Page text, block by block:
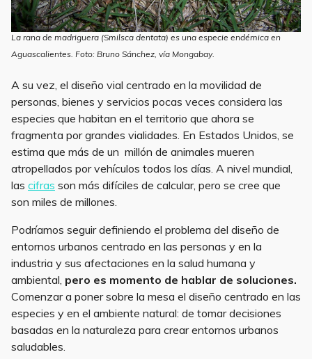
La rana de madriguera (Smilsca dentata) es una especie endémica en
Aguascalientes. Foto: Bruno Sánchez, vía Mongabay.
A su vez, el diseño vial centrado en la movilidad de
personas, bienes y servicios pocas veces considera las
especies que habitan en el territorio que ahora se
fragmenta por grandes vialidades. En Estados Unidos, se
estima que más de un millón de animales mueren
atropellados por vehículos todos los días. A nivel mundial,
las cifras son más difíciles de calcular, pero se cree que
son miles de millones.
Podríamos seguir definiendo el problema del diseño de
entornos urbanos centrado en las personas y en la
industria y sus afectaciones en la salud humana y
ambiental, pero es momento de hablar de soluciones.
Comenzar a poner sobre la mesa el diseño centrado en las
especies y en el ambiente natural: de tomar decisiones
basadas en la naturaleza para crear entornos urbanos
saludables.